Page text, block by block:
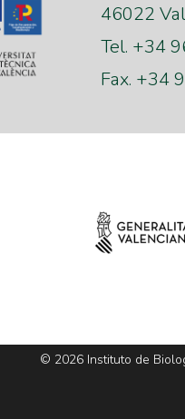
46022
Tel. +34
Fax. +34
© 2026 Instituto de